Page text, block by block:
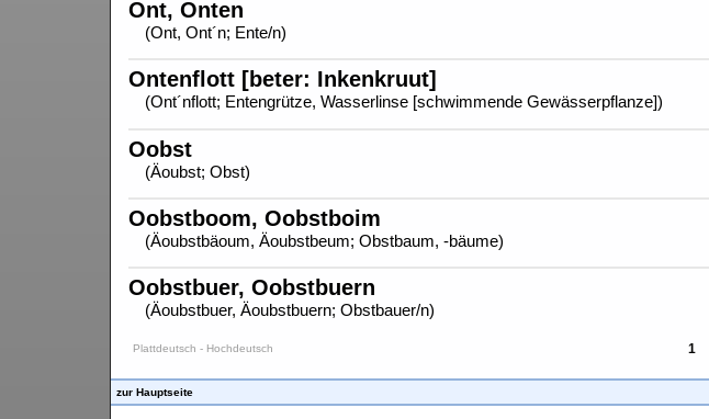
Ont, Onten
(Ont, Ont´n; Ente/n)
Ontenflott [beter: Inkenkruut]
(Ont´nflott; Entengrütze, Wasserlinse [schwimmende Gewässerpflanze])
Oobst
(Äoubst; Obst)
Oobstboom, Oobstboim
(Äoubstbäoum, Äoubstbeum; Obstbaum, -bäume)
Oobstbuer, Oobstbuern
(Äoubstbuer, Äoubstbuern; Obstbauer/n)
Plattdeutsch - Hochdeutsch 1
zur Hauptseite